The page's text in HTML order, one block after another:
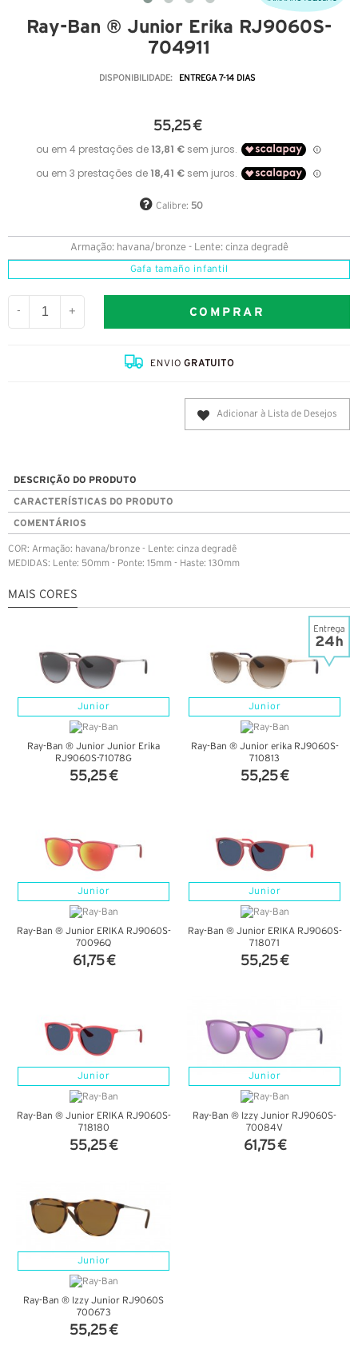
Ray-Ban ® Junior Erika RJ9060S-
704911
DISPONIBILIDADE: ENTREGA 7-14 DIAS
55,25 €
Calibre: 50
Armação: havana/bronze - Lente: cinza degradê
Gafa tamaño infantil
- + COMPRAR
ENVIOGRATUITO
Adicionar à Lista de Desejos
DESCRIÇÃO DO PRODUTO
CARACTERÍSTICAS DO PRODUTO
COMENTÁRIOS
COR: Armação: havana/bronze - Lente: cinza degradê
MEDIDAS: Lente: 50mm - Ponte: 15mm - Haste: 130mm
MAIS CORES
Junior
Ray-Ban ® Junior Junior Erika
RJ9060S-71078G
55,25 €
Junior
Ray-Ban ® Junior erika RJ9060S-
710813
55,25 €
Junior
Ray-Ban ® Junior ERIKA RJ9060S-
70096Q
61,75 €
Junior
Ray-Ban ® Junior ERIKA RJ9060S-
718071
55,25 €
Junior
Ray-Ban ® Junior ERIKA RJ9060S-
718180
55,25 €
Junior
Ray-Ban ® Izzy Junior RJ9060S-
70084V
61,75 €
Junior
Ray-Ban ® Izzy Junior RJ9060S
700673
55,25 €